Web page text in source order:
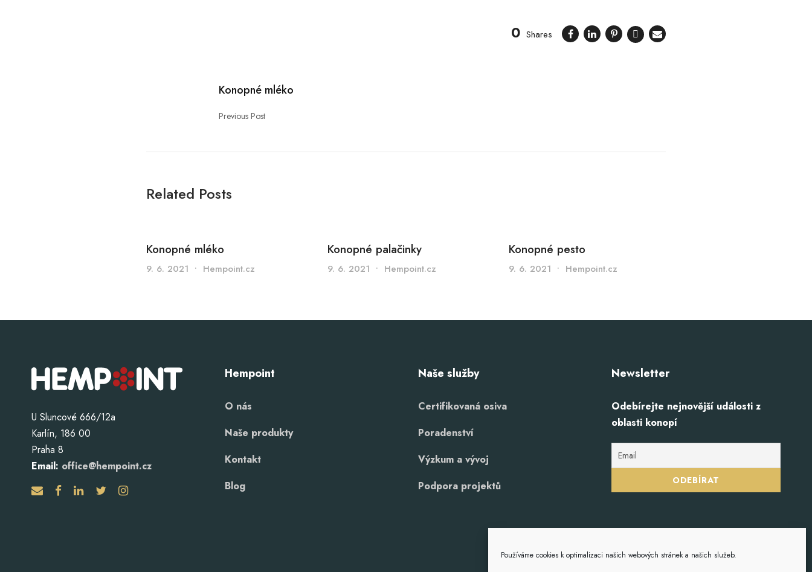
Používáme cookies k optimalizaci našich webových stránek a našich služeb.
0 Shares
Konopné mléko
Previous Post
Related Posts
Konopné mléko
9. 6. 2021 • Hempoint.cz
Konopné palačinky
9. 6. 2021 • Hempoint.cz
Konopné pesto
9. 6. 2021 • Hempoint.cz
U Sluncové 666/12a
Karlín, 186 00
Praha 8
Email: office@hempoint.cz
Hempoint
O nás
Naše produkty
Kontakt
Blog
Naše služby
Certifikovaná osiva
Poradenství
Výzkum a vývoj
Podpora projektů
Newsletter
Odebírejte nejnovější události z
oblasti konopí